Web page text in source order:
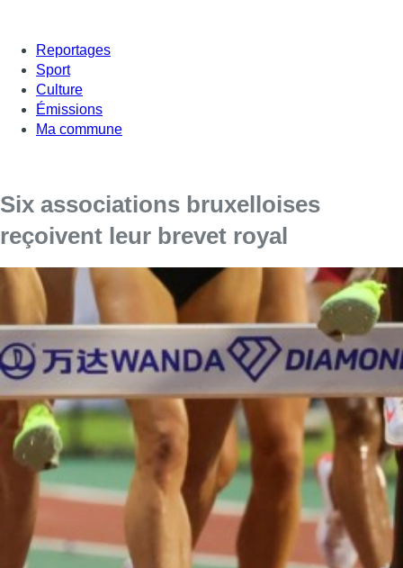
Reportages
Sport
Culture
Émissions
Ma commune
Six associations bruxelloises
reçoivent leur brevet royal